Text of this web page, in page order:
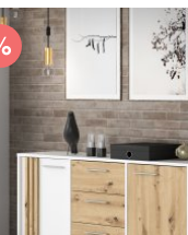
76-100
Nr tel.
Adres e-
Godziny
Pn-Pt:
SALON
Salon
UL.PLAC